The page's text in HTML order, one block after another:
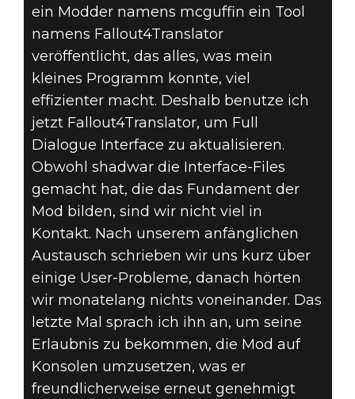
ein Modder namens mcguffin ein Tool
namens Fallout4Translator
veröffentlicht, das alles, was mein
kleines Programm konnte, viel
effizienter macht. Deshalb benutze ich
jetzt Fallout4Translator, um Full
Dialogue Interface zu aktualisieren.
Obwohl shadwar die Interface-Files
gemacht hat, die das Fundament der
Mod bilden, sind wir nicht viel in
Kontakt. Nach unserem anfänglichen
Austausch schrieben wir uns kurz über
einige User-Probleme, danach hörten
wir monatelang nichts voneinander. Das
letzte Mal sprach ich ihn an, um seine
Erlaubnis zu bekommen, die Mod auf
Konsolen umzusetzen, was er
freundlicherweise erneut genehmigt